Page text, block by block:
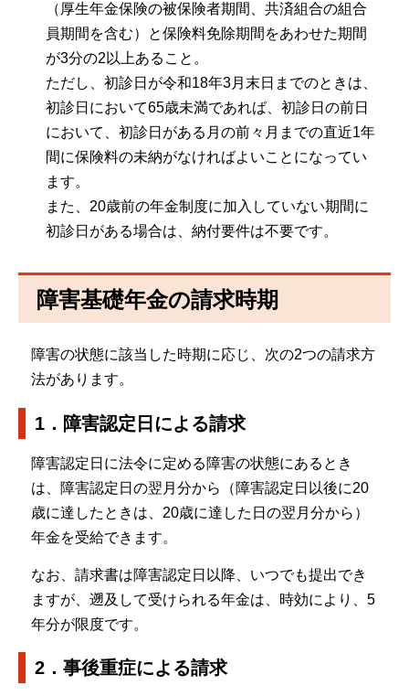
（厚生年金保険の被保険者期間、共済組合の組合
員期間を含む）と保険料免除期間をあわせた期間
が3分の2以上あること。
ただし、初診日が令和18年3月末日までのときは、
初診日において65歳未満であれば、初診日の前日
において、初診日がある月の前々月までの直近1年
間に保険料の未納がなければよいことになってい
ます。
また、20歳前の年金制度に加入していない期間に
初診日がある場合は、納付要件は不要です。
障害基礎年金の請求時期
障害の状態に該当した時期に応じ、次の2つの請求方
法があります。
1．障害認定日による請求
障害認定日に法令に定める障害の状態にあるとき
は、障害認定日の翌月分から（障害認定日以後に20
歳に達したときは、20歳に達した日の翌月分から）
年金を受給できます。
なお、請求書は障害認定日以降、いつでも提出でき
ますが、遡及して受けられる年金は、時効により、5
年分が限度です。
2．事後重症による請求